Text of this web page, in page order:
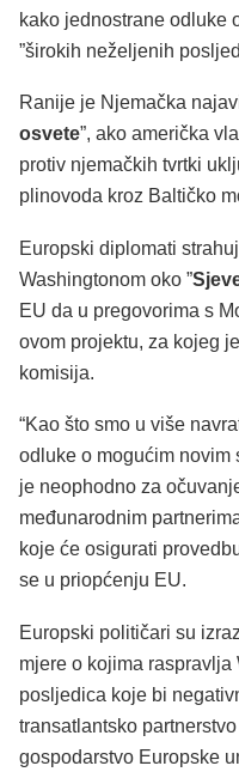
kako jednostrane odluke
”širokih neželjenih
Ranije je Njemačka
osvete”, ako američka
protiv njemačkih tvrtki
plinovoda kroz Baltičko
Europski diplomati
Washingtonom oko ”
EU da u pregovorima s
ovom projektu, za kojeg
komisija.
“Kao što smo u više
odluke o mogućim novim
je neophodno za
međunarodnim
koje će osigurati
se u priopćenju EU.
Europski političari su
mjere o kojima
posljedica koje bi
transatlantsko
gospodarstvo Europske